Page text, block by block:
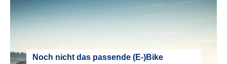
MODELLJAHR :
MOTOR :Noch nicht das passende (E-)Bike